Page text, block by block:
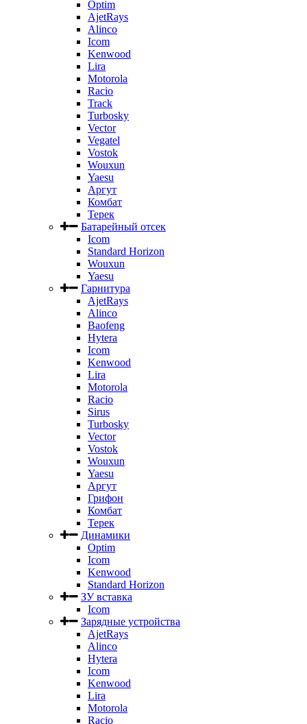
Optim
AjetRays
Alinco
Icom
Kenwood
Lira
Motorola
Racio
Track
Turbosky
Vector
Vegatel
Vostok
Wouxun
Yaesu
Аргут
Комбат
Терек
Батарейный отсек
Icom
Standard Horizon
Wouxun
Yaesu
Гарнитура
AjetRays
Alinco
Baofeng
Hytera
Icom
Kenwood
Lira
Motorola
Racio
Sirus
Turbosky
Vector
Vostok
Wouxun
Yaesu
Аргут
Грифон
Комбат
Терек
Динамики
Optim
Icom
Kenwood
Standard Horizon
ЗУ вставка
Icom
Зарядные устройства
AjetRays
Alinco
Hytera
Icom
Kenwood
Lira
Motorola
Racio